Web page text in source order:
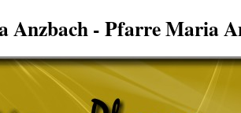
Anzbach - Pfarre Maria